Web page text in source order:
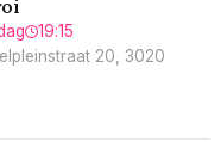
19:15
20, 3020